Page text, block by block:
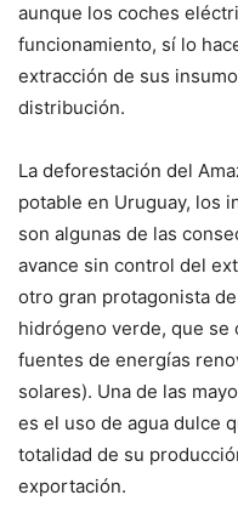
aunque los coches
funcionamiento, sí lo
extracción de sus
distribución.
La deforestación del
potable en Uruguay, los
son algunas de las
avance sin control del
otro gran protagonista
hidrógeno verde, que se
fuentes de energías
solares). Una de las
es el uso de agua dulce
totalidad de su
exportación.